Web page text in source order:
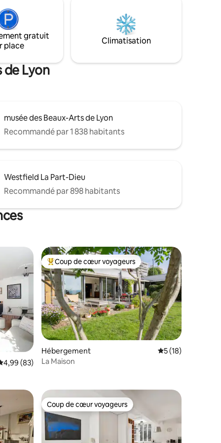
une
entièrement équipée et un espace salon
avec télévision pour vous détendre.
gratuit
place
Climatisation
de Lyon
musée des Beaux-Arts de Lyon
Recommandé par 1 838 habitants
Westfield La Part-Dieu
Recommandé par 898 habitants
: 5 sur 5
appréciés
moyenne sur la base de 83 commentaires : 4,99 sur 5
4,99 (83)
Coups de cœur voyageurs les plus appréciés
Coup de cœur voyageurs
Hébergement Évaluation
5 (18)
La Maison
appréciés Coup de cœur voyageurs
Coup de cœur voyageurs